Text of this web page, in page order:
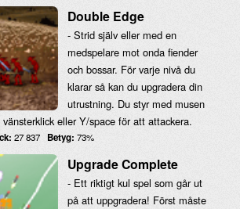
Double Edge
- Strid själv eller med en
medspelare mot onda fiender
och bossar. För varje nivå du
klarar så kan du upgradera din
utrustning. Du styr med musen
eller Y/space för att attackera.
27 837 Betyg: 73%
Upgrade Complete
- Ett riktigt kul spel som går ut
på att uppgradera! Först måste